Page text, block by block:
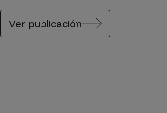
Ver publicación